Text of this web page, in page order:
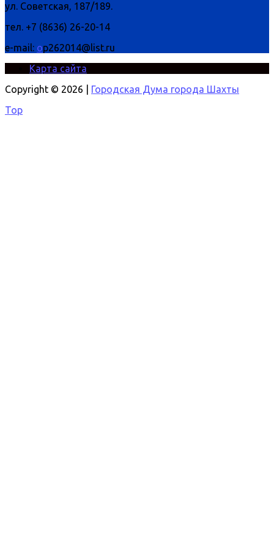
ул. Советская, 187/189.
тел. +7 (8636) 26-20-14
e-mail: op262014@list.ru
Карта сайта
Copyright © 2026 |
Городская Дума города Шахты
Top